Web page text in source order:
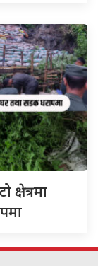
क्षेत्रमा